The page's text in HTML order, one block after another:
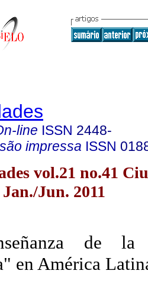
line ISSN 2448-
impressa ISSN
vol.21 no.41
Jun. 2011
de la
en América